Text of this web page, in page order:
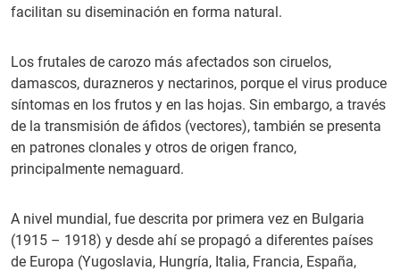
facilitan su diseminación en forma natural.
Los frutales de carozo más afectados son ciruelos,
damascos, durazneros y nectarinos, porque el virus produce
síntomas en los frutos y en las hojas. Sin embargo, a través
de la transmisión de áfidos (vectores), también se presenta
en patrones clonales y otros de origen franco,
principalmente nemaguard.
A nivel mundial, fue descrita por primera vez en Bulgaria
(1915 – 1918) y desde ahí se propagó a diferentes países
de Europa (Yugoslavia, Hungría, Italia, Francia, España,